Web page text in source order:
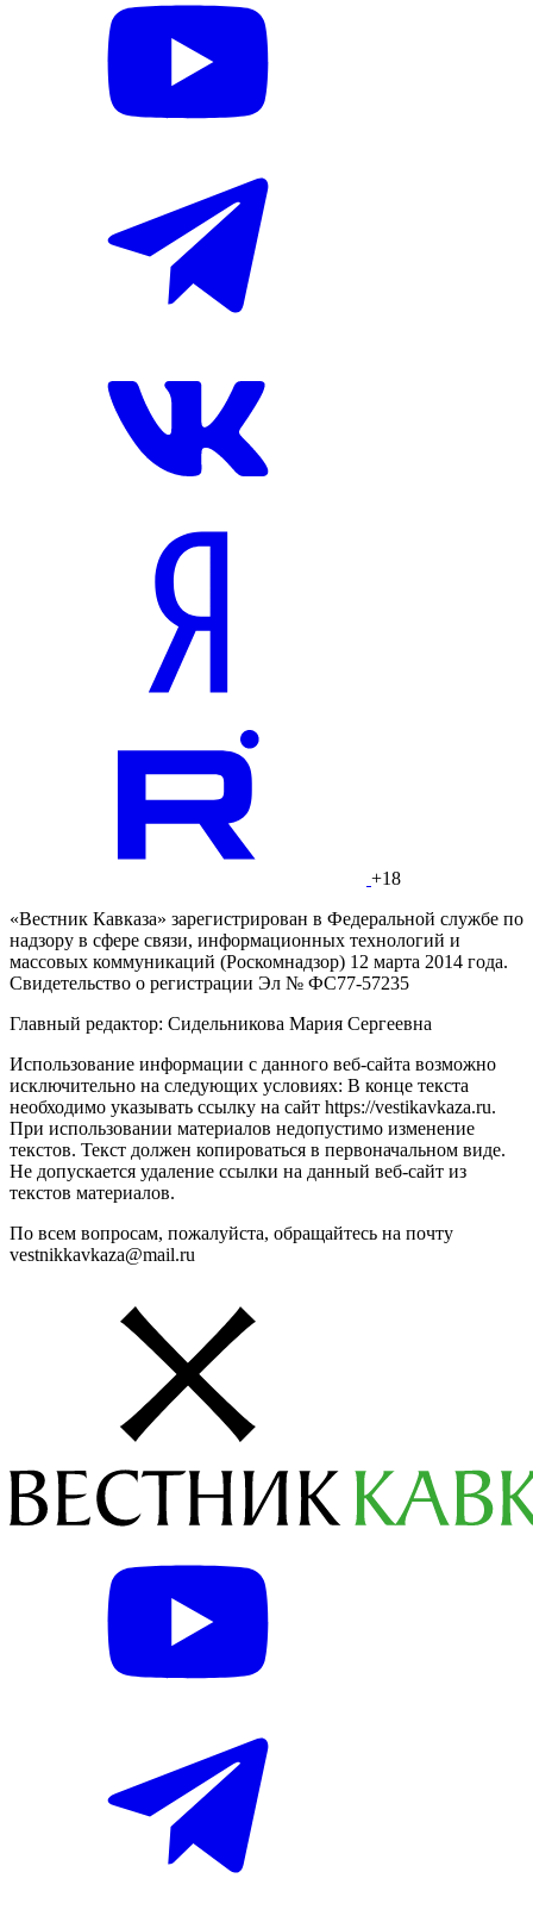
+18
«Вестник Кавказа» зарегистрирован в Федеральной службе по
надзору в сфере связи, информационных технологий и
массовых коммуникаций (Роскомнадзор) 12 марта 2014 года.
Свидетельство о регистрации Эл № ФС77-57235
Главный редактор: Сидельникова Мария Сергеевна
Использование информации с данного веб-сайта возможно
исключительно на следующих условиях: В конце текста
необходимо указывать ссылку на сайт https://vestikavkaza.ru.
При использовании материалов недопустимо изменение
текстов. Текст должен копироваться в первоначальном виде.
Не допускается удаление ссылки на данный веб-сайт из
текстов материалов.
По всем вопросам, пожалуйста, обращайтесь на почту
vestnikkavkaza@mail.ru